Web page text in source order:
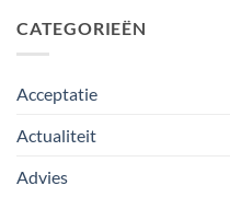
CATEGORIEËN
Acceptatie
Actualiteit
Advies